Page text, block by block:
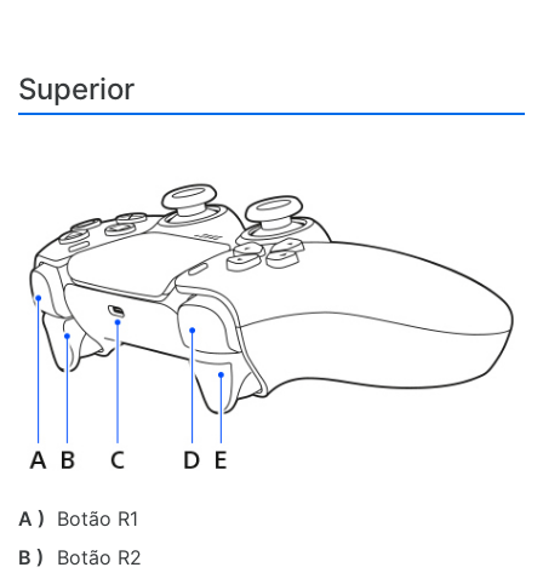
Superior
A ) Botão R1
B )
Botão R2